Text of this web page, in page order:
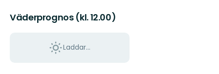
Väderprognos (kl. 12.00)
Laddar...